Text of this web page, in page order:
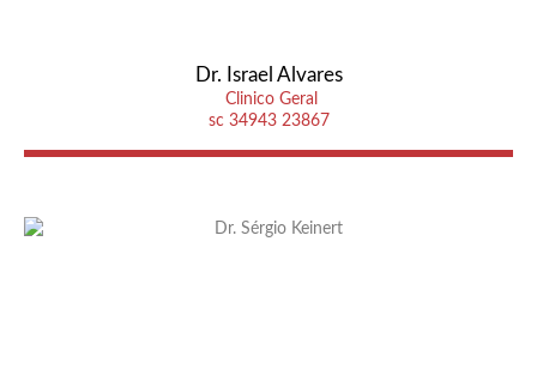
Dr. Israel Alvares
Clinico Geral
sc 34943 23867